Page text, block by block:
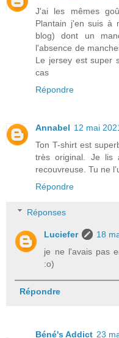
J'ai les mêmes
Plantain j'en suis à
blog) dont un
l'absence de
Le jersey est super
cas
Répondre
Annabel 12 mai
Ton T-shirt est
très original. Je lis
recouvreuse. Tu ne
Répondre
Réponses
Luciefer
18
je ne l'avais pas
:o)
Répondre
Béné's Addict 23